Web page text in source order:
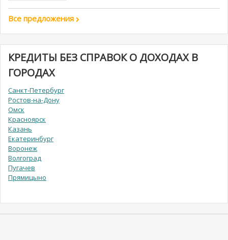
Все предложения
КРЕДИТЫ БЕЗ СПРАВОК О ДОХОДАХ В
ГОРОДАХ
Санкт-Петербург
Ростов-на-Дону
Омск
Красноярск
Казань
Екатеринбург
Воронеж
Волгоград
Пугачев
Прямицыно